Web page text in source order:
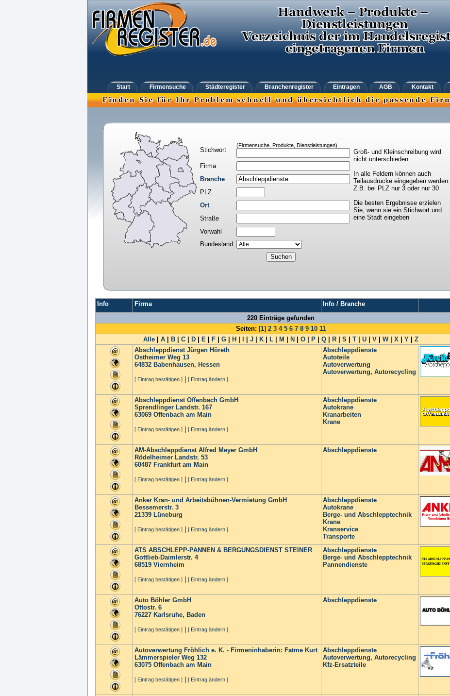
Start Firmensuche Städteregister Branchenregister Eintragen AGB Kontakt
Stichwort
(Firmensuche, Produkte, Dienstleistungen)
Groß- und Kleinschreibung wird
nicht unterschieden.
In alle Feldern können auch
Teilausdrücke eingegeben werden.
Z.B. bei PLZ nur 3 oder nur 30
Die besten Ergebnisse erzielen
Sie, wenn sie ein Stichwort und
eine Stadt eingeben
Firma
Branche
PLZ
Ort
Straße
Vorwahl
Bundesland
Info Firma
Info / Branche
220 Einträge gefunden
Seiten: [1] 2 3 4 5 6 7 8 9 10 11
Alle
A B C D E F G H J K L M N O P Q R S T U V W| X Y
Z
Abschleppdienst Jürgen Höreth
Ostheimer Weg 13
64832 Babenhausen, Hessen
[ Eintrag bestätigen ] [ Eintrag ändern ]
Abschleppdienste
Autoteile
Autoverwertung
Autoverwertung, Autorecycling
Abschleppdienst Offenbach GmbH
Sprendlinger Landstr. 167
63069 Offenbach am Main
[ Eintrag bestätigen ] [ Eintrag ändern ]
Abschleppdienste
Autokrane
Kranarbeiten
Krane
AM-Abschleppdienst Alfred Meyer GmbH
Rödelheimer Landstr. 53
60487 Frankfurt am Main
[ Eintrag bestätigen ] [ Eintrag ändern ]
Abschleppdienste
Anker Kran- und Arbeitsbühnen-Vermietung GmbH
Bessemerstr. 3
21339 Lüneburg
[ Eintrag bestätigen ] [ Eintrag ändern ]
Abschleppdienste
Autokrane
Berge- und Abschlepptechnik
Krane
Kranservice
Transporte
ATS ABSCHLEPP-PANNEN & BERGUNGSDIENST STEINER
Gottlieb-Daimlerstr. 4
68519 Viernheim
[ Eintrag bestätigen ] [ Eintrag ändern ]
Abschleppdienste
Berge- und Abschlepptechnik
Pannendienste
Auto Böhler GmbH
Ottostr. 6
76227 Karlsruhe, Baden
[ Eintrag bestätigen ] [ Eintrag ändern ]
Abschleppdienste
Autoverwertung Fröhlich e. K. - Firmeninhaberin: Fatme Kurt
Lämmerspieler Weg 132
63075 Offenbach am Main
[ Eintrag bestätigen ] [ Eintrag ändern ]
Abschleppdienste
Autoverwertung, Autorecycling
Kfz-Ersatzteile